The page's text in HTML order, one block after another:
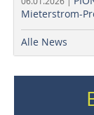
Mieterstrom-
Alle News